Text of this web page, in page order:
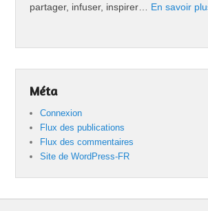
partager, infuser, inspirer… En savoir
Méta
Connexion
Flux des publications
Flux des commentaires
Site de WordPress-FR